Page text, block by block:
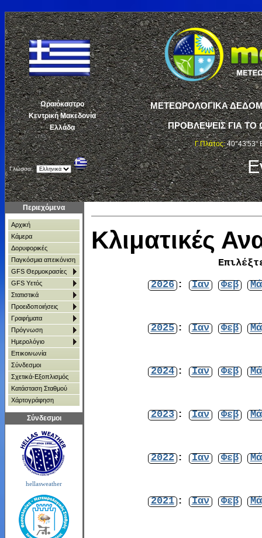
Ωραιόκαστρο
Κεντρική Μακεδονία
Ελλάδα
ΜΕΤΕΩΡΟΛΟΓΙΚΑ
ΠΡΟΒΛΕΨΕΙΣ ΓΙΑ ΤΟ
Γ.Πλάτος:40°43'53"
Γλώσσα:
Περιεχόμενα
Αρχική
Κάμερα
Δορυφορικές
Παγκόσμια απεικόνιση
GFS Θερμοκρασίες
GFS Υετός
Στατιστικά
Προειδοποιήσεις
Γραφήματα
Πρόγνωση
Ημερολόγιο
Επικοινωνία
Σύνδεσμοι
Σχετικά-Εξοπλισμός
Κατάσταση Σταθμού
Χάρτoγράφηση
Σύνδεσμοι
hellasweather
Κλιματικές
2026 : Ιαν Φεβ
2025 : Ιαν Φεβ
2024 : Ιαν Φεβ
2023 : Ιαν Φεβ
2022 : Ιαν Φεβ
2021 : Ιαν Φεβ